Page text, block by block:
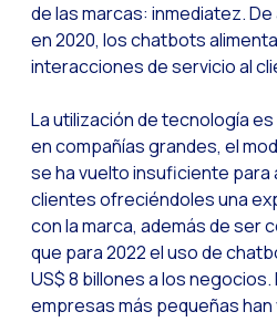
de las marcas: inmediatez.
en 2020, los chatbots
interacciones de servicio al
La utilización de tecnología
en compañías grandes, el
se ha vuelto insuficiente
clientes ofreciéndoles una
con la marca, además de ser
que para 2022 el uso de
US$ 8 billones a los
empresas más pequeñas